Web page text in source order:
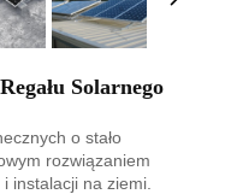
Solarnego
o stało
rozwiązaniem
instalacji na ziemi.